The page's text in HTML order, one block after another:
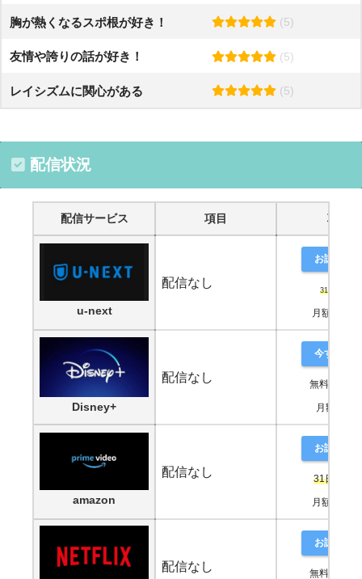
胸が熱くなるスポ根が好き！ (5)
友情や誇りの話が好き！ (5)
レイシズムに関心がある (5)
配信状況
配信サービス 項目 項目
u-next
配信なし
お試し登録
31日間無料
月額2,189
Disney+
配信なし
今すぐ鑑賞
無料期間な
月額990円
amazon
配信なし
お試し登録
31日間無
月額2,189
配信なし
お試し登録
無料期間な